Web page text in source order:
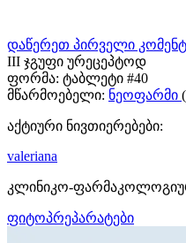
დაწერეთ პირველი
III ჯგუფი ურეცეპტოდ
ფორმა: ტაბლეტი #40
მწარმოებელი: ნეოფარმი
აქტიური ნივთიერებები:
valeriana
კლინიკო-
ფიტოპრეპარატები